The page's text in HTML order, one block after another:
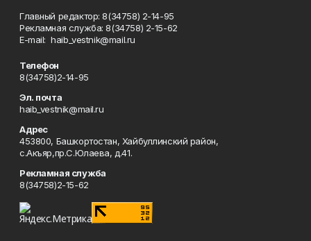
Главный редактор: 8(34758) 2-14-95
Рекламная служба: 8(34758) 2-15-62
Е-mаil: haib_vestnik@mail.ru
Телефон
8(34758)2-14-95
Эл. почта
haib_vestnik@mail.ru
Адрес
453800, Башкортостан, Хайбуллинский район,
с.Акъяр,пр.С.Юлаева, д.41.
Рекламная служба
8(34758)2-15-62